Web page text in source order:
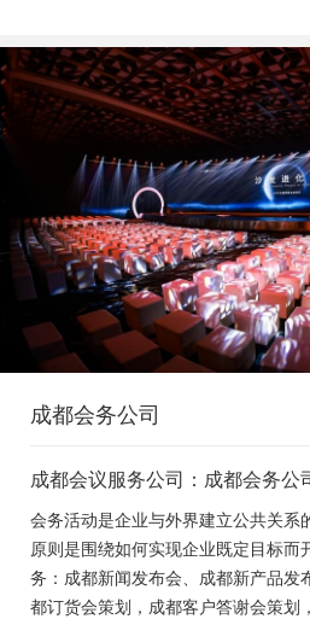
成都会务公司
成都会议服务公司：成都会务公
司、成都新闻发布会策划、成
都经销商会议策划、成都招商会
划、成都颁奖会策划、成都客户
论坛策划公司、成都年会策划、
会务活动是企业与外界建立公共关系
原则是围绕如何实现企业既定目标而
务：成都新闻发布会、成都新产品发
都订货会策划，成都客户答谢会策划